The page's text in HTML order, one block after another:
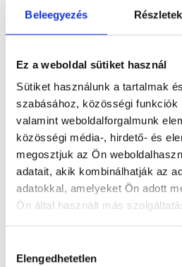
Beleegyezés Részletek
Ez a weboldal sütiket használ
Sütiket használunk a tartalmak
szabásához, közösségi funkciók
valamint weboldalforgalmunk
közösségi média-, hirdető- és
megosztjuk az Ön
adatait, akik kombinálhatják az
adatokkal, amelyeket Ön adott
Ön által használt más
kiválasztása
Elengedhetetlen
egyéb, rendeléssel kapcsolatos
5.9. Adatbeviteli hibák
vissza tud lépni az előző
bevitt adatokat.
5.10. Fogyasztó e-mail-ben a
követően visszaigazolást
azzal egyező tartalmú
között az egyedi szállítási
visszaigazolás
elküldésétől számított, a
kötöttség vagy